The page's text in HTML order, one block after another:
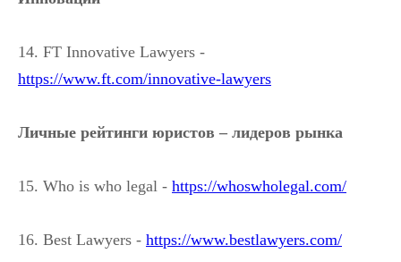
14. FT Innovative Lawyers -
https://www.ft.com/innovative-lawyers
Личные рейтинги юристов – лидеров рынка
15. Who is who legal - https://whoswholegal.com/
16. Best Lawyers - https://www.bestlawyers.com/